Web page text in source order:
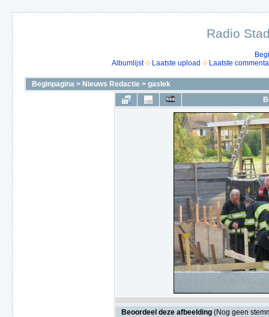
Radio
Albumlijst
Laatste upload Laatste
Beginpagina > Nieuws Redactie > gaslek
Beoordeel deze afbeelding (Nog geen